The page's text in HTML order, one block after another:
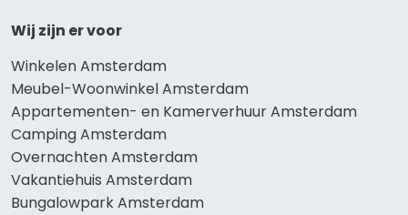
Wij zijn er voor
Winkelen Amsterdam
Meubel-Woonwinkel Amsterdam
Appartementen- en Kamerverhuur Amsterdam
Camping Amsterdam
Overnachten Amsterdam
Vakantiehuis Amsterdam
Bungalowpark Amsterdam